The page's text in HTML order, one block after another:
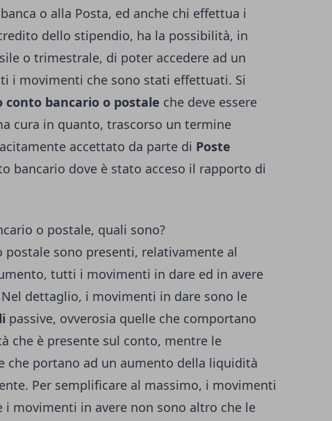
o alla Posta, ed anche chi effettua i
dello stipendio, ha la possibilità, in
o trimestrale, di poter accedere ad un
i movimenti che sono stati effettuati. Si
bancario o postale che deve essere
cura in quanto, trascorso un termine
accettato da parte di Poste
bancario dove è stato acceso il rapporto di
o postale, quali sono?
sono presenti, relativamente al
tutti i movimenti in dare ed in avere
dettaglio, i movimenti in dare sono le
passive, ovverosia quelle che comportano
che è presente sul conto, mentre le
che portano ad un aumento della liquidità
Per semplificare al massimo, i movimenti
i movimenti in avere non sono altro che le